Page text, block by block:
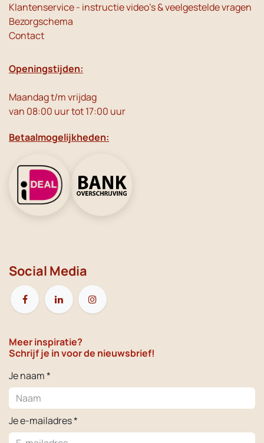
Klantenservice - instructie video's & veelgestelde vragen
Bezorgschema
Contact
Openingstijden:
Maandag t/m vrijdag
van 08:00 uur tot 17:00 uur
Betaalmogelijkheden:
Social Media
Meer inspiratie?
Schrijf je in voor de nieuwsbrief!
Je naam *
Je e-mailadres *